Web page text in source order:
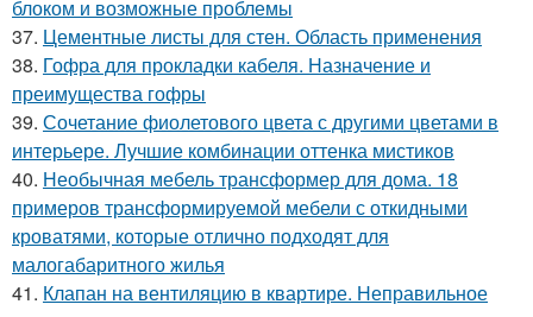
блоком и возможные проблемы
37. Цементные листы для стен. Область применения
38. Гофра для прокладки кабеля. Назначение и
преимущества гофры
39. Сочетание фиолетового цвета с другими цветами в
интерьере. Лучшие комбинации оттенка мистиков
40. Необычная мебель трансформер для дома. 18
примеров трансформируемой мебели с откидными
кроватями, которые отлично подходят для
малогабаритного жилья
41. Клапан на вентиляцию в квартире. Неправильное